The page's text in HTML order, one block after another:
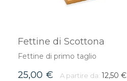
Fettine di Scottona
Fettine di primo taglio
25,00 € A partire da: 12,50 €